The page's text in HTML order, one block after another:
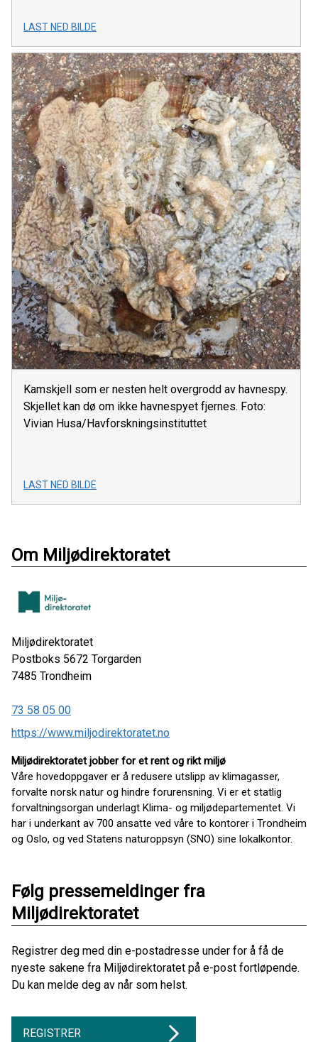
LAST NED BILDE
Kamskjell som er nesten helt overgrodd av havnespy.
Skjellet kan dø om ikke havnespyet fjernes. Foto:
Vivian Husa/Havforskningsinstituttet
LAST NED BILDE
Om Miljødirektoratet
Miljødirektoratet
Postboks 5672 Torgarden
7485 Trondheim
73 58 05 00
https://www.miljodirektoratet.no
Miljødirektoratet jobber for et rent og rikt miljø
Våre hovedoppgaver er å redusere utslipp av klimagasser,
forvalte norsk natur og hindre forurensning. Vi er et statlig
forvaltningsorgan underlagt Klima- og miljødepartementet. Vi
har i underkant av 700 ansatte ved våre to kontorer i Trondheim
og Oslo, og ved Statens naturoppsyn (SNO) sine lokalkontor.
Følg pressemeldinger fra
Miljødirektoratet
Registrer deg med din e-postadresse under for å få de
nyeste sakene fra Miljødirektoratet på e-post fortløpende.
Du kan melde deg av når som helst.
REGISTRER